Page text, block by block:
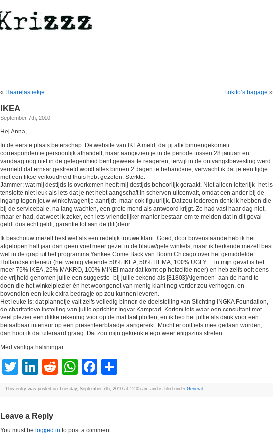
« Haarelastiekje Bokito’s bagage »
IKEA
September 7th, 2010
Hej Anna,
In de eerste plaats beterschap. De website van IKEA meldt dat jij alle binnengekomen
correspondentie persoonlijk afhandelt, maar aangezien je in de periode tussen 28 januari en
vandaag nog niet in de gelegenheid bent geweest te reageren, terwijl in de ontvangstbevesting werd
vermeld dat ernaar gestreefd wordt alles binnen 2 dagen te behandene, verwacht ik dat je een tijdje
met een fikse verkoudheid thuis hebt gezeten. Sterkte.
Jammer; wat mij destijds is overkomen heeft mij destijds behoorlijk geraakt. Niet alleen letterlijk -het is
tenslotte niet leuk als iets dat je net hebt aangschaft in scherven uiteenvalt, omdat een ander bij de
ingang tegen jouw winkelwagentje aanrijdt- maar ook figuurlijk. Dat zou iedereen denk ik hebben die
bij de servicebalie, na lang wachten, een grote mond als antwoord krijgt. Ze had vast haar dag niet,
maar er had, dat weet ik zeker, een iets vriendelijker manier bestaan om te melden dat in dit geval
geldt dus echt geldt; garantie tot aan de (lift)deur.
Ik beschouw mezelf best wel als een redelijk trouwe klant. Goed, door bovenstaande heb ik het
afgelopen half jaar dan geen voet meer gezet in de blauw/gele winkels, maar ik herkende mezelf best
wel in de grap uit het programma Yankee Come Back van Boom Chicago over het gemiddelde
Hollandse interieur (het weinig vleiende 50% IKEA, 50% HEMA, 100% UGLY… in mijn geval is het
meer 75% IKEA, 25% MAKRO, 100% MINE! maar dat komt op hetzelfde neer) en heb zelfs ooit eens
de vrijheid genomen jullie een suggestie -bij jullie bekend als [81803]Algemeen- aan de hand te
doen die het winkelplezier én het woongenot van menig klant nog verder zou verhogen, en
bovendien een leuk extra bedragje op zou kunnen leveren.
Het leuke is; dat plannetje valt zelfs volledig binnen de doelstelling van Stichting INGKA Foundation,
de charitatieve instelling van jullie oprichter Ingvar Kamprad. Kortom iets waar een consultant met
veel plezier een dikke rekening voor op de mat laat ploffen, en ik heb het jullie als dank voor een
betaalbaar interieur op een presenteerblaadje aangereikt. Mocht er ooit iets mee gedaan worden,
dan hoor ik dat uiteraard graag. Dat zou mijn gekrenkte ego weer enigszins strelen.
Med vänliga hälsningar
Twitter
LinkedIn
RedditWhatsApp
Facebook
This entry was posted on Tuesday, September 7th, 2010 at 12:05 am and is filed under General .
Leave a Reply
You must be logged in to post a comment.